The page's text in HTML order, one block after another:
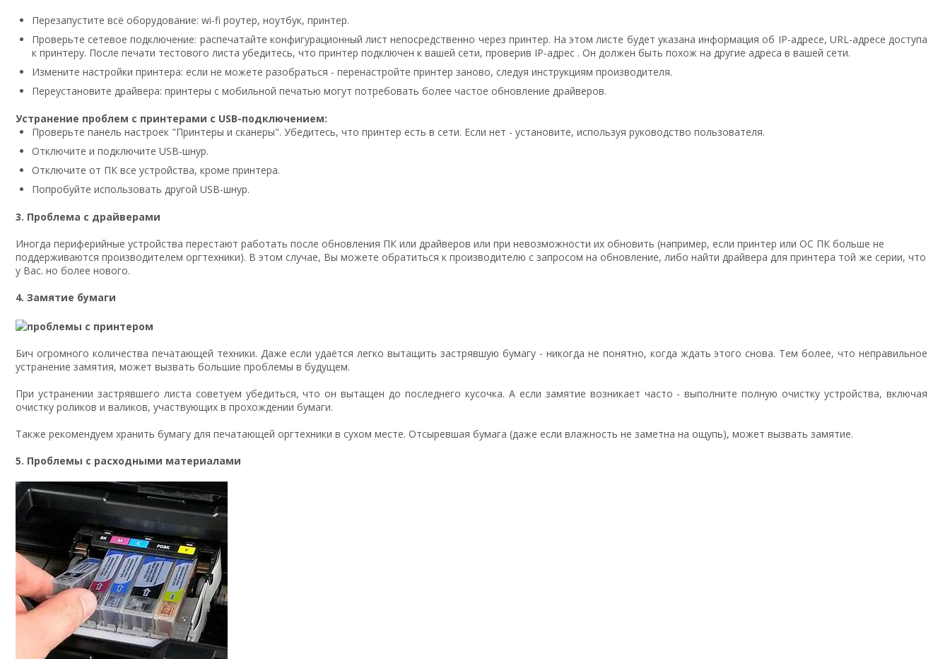
Перезапустите всё оборудование: wi-fi роутер, ноутбук, принтер.
Проверьте сетевое подключение: распечатайте конфигурационный лист непосредственно через принтер. На этом листе будет указана информация об IP-адресе, URL-адресе доступа
к принтеру. После печати тестового листа убедитесь, что принтер подключен к вашей сети, проверив IP-адрес . Он должен быть похож на другие адреса в вашей сети.
Измените настройки принтера: если не можете разобраться - перенастройте принтер заново, следуя инструкциям производителя.
Переустановите драйвера: принтеры с мобильной печатью могут потребовать более частое обновление драйверов.
Устранение проблем с принтерами с USB-подключением:
Проверьте панель настроек "Принтеры и сканеры". Убедитесь, что принтер есть в сети. Если нет - установите, используя руководство пользователя.
Отключите и подключите USB-шнур.
Отключите от ПК все устройства, кроме принтера.
Попробуйте использовать другой USB-шнур.
3. Проблема с драйверами
Иногда периферийные устройства перестают работать после обновления ПК или драйверов или при невозможности их обновить (например, если принтер или ОС ПК больше не
поддерживаются производителем оргтехники). В этом случае, Вы можете обратиться к производителю с запросом на обновление, либо найти драйвера для принтера той же серии, что
у Вас. но более нового.
4. Замятие бумаги
Бич огромного количества печатающей техники. Даже если удаётся легко вытащить застрявшую бумагу - никогда не понятно, когда ждать этого снова. Тем более, что неправильное
устранение замятия, может вызвать большие проблемы в будущем.
При устранении застрявшего листа советуем убедиться, что он вытащен до последнего кусочка. А если замятие возникает часто - выполните полную очистку устройства, включая
очистку роликов и валиков, участвующих в прохождении бумаги.
Также рекомендуем хранить бумагу для печатающей оргтехники в сухом месте. Отсыревшая бумага (даже если влажность не заметна на ощупь), может вызвать замятие.
5. Проблемы с расходными материалами